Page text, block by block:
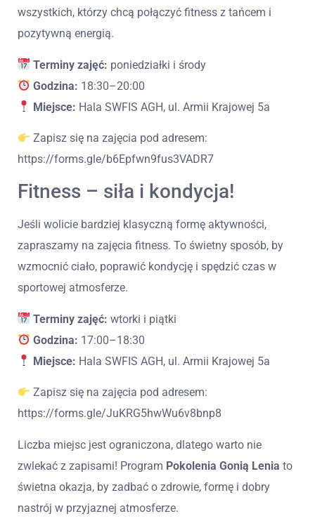
wszystkich, którzy chcą połączyć fitness z tańcem i
pozytywną energią.
Terminy zajęć: poniedziałki i środy
Godzina: 18:30–20:00
Miejsce: Hala SWFIS AGH, ul. Armii Krajowej 5a
Zapisz się na zajęcia pod adresem:
https://forms.gle/b6Epfwn9fus3VADR7
Fitness – siła i kondycja!
Jeśli wolicie bardziej klasyczną formę aktywności,
zapraszamy na zajęcia fitness. To świetny sposób, by
wzmocnić ciało, poprawić kondycję i spędzić czas w
sportowej atmosferze.
Terminy zajęć: wtorki i piątki
Godzina: 17:00–18:30
Miejsce: Hala SWFIS AGH, ul. Armii Krajowej 5a
Zapisz się na zajęcia pod adresem:
https://forms.gle/JuKRG5hwWu6v8bnp8
Liczba miejsc jest ograniczona, dlatego warto nie
zwlekać z zapisami! Program Pokolenia Gonią Lenia to
świetna okazja, by zadbać o zdrowie, formę i dobry
nastrój w przyjaznej atmosferze.